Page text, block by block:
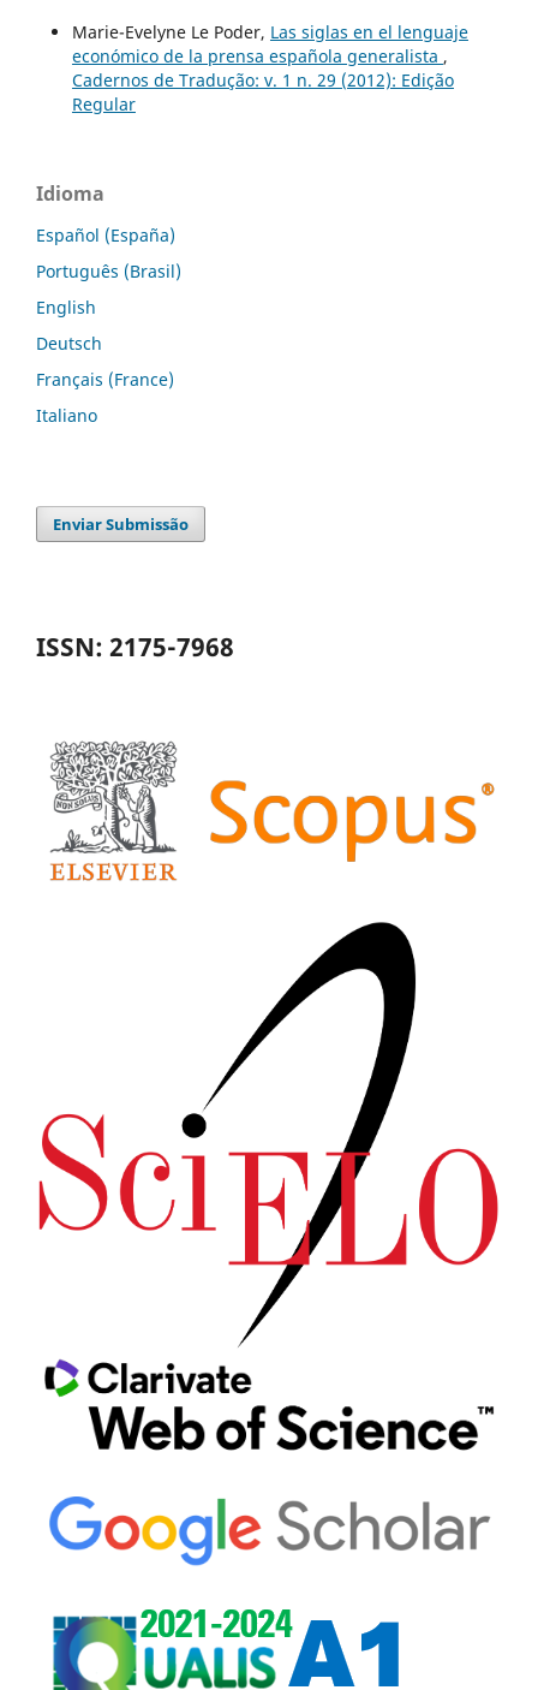
Marie-Evelyne Le Poder, Las siglas en el lenguaje
económico de la prensa española generalista ,
Cadernos de Tradução: v. 1 n. 29 (2012): Edição
Regular
Idioma
Español (España)
Português (Brasil)
English
Deutsch
Français (France)
Italiano
Enviar Submissão
ISSN: 2175-7968